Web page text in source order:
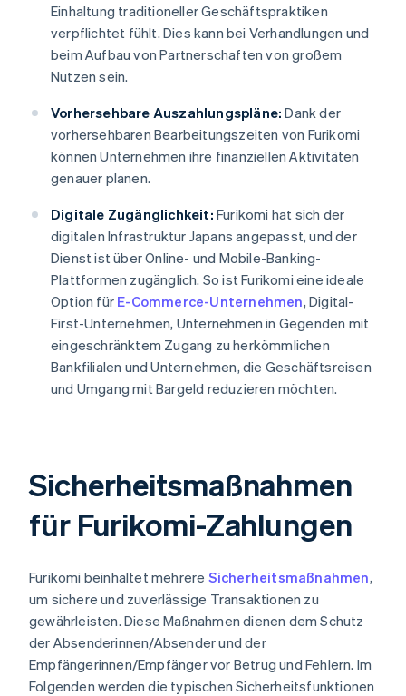
Einhaltung traditioneller Geschäftspraktiken
verpflichtet fühlt. Dies kann bei Verhandlungen und
beim Aufbau von Partnerschaften von großem
Nutzen sein.
Vorhersehbare Auszahlungspläne: Dank der
vorhersehbaren Bearbeitungszeiten von Furikomi
können Unternehmen ihre finanziellen Aktivitäten
genauer planen.
Digitale Zugänglichkeit: Furikomi hat sich der
digitalen Infrastruktur Japans angepasst, und der
Dienst ist über Online- und Mobile-Banking-
Plattformen zugänglich. So ist Furikomi eine ideale
Option für E-Commerce-Unternehmen, Digital-
First-Unternehmen, Unternehmen in Gegenden mit
eingeschränktem Zugang zu herkömmlichen
Bankfilialen und Unternehmen, die Geschäftsreisen
und Umgang mit Bargeld reduzieren möchten.
Sicherheitsmaßnahmen
für Furikomi-Zahlungen
Furikomi beinhaltet mehrere Sicherheitsmaßnahmen,
um sichere und zuverlässige Transaktionen zu
gewährleisten. Diese Maßnahmen dienen dem Schutz
der Absenderinnen/Absender und der
Empfängerinnen/Empfänger vor Betrug und Fehlern. Im
Folgenden werden die typischen Sicherheitsfunktionen